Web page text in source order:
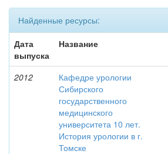
Найденные ресурсы:
Дата
выпуска
Название
2012
Кафедре урологии
Сибирского
государственного
медицинского
университета 10 лет.
История урологии в г.
Томске